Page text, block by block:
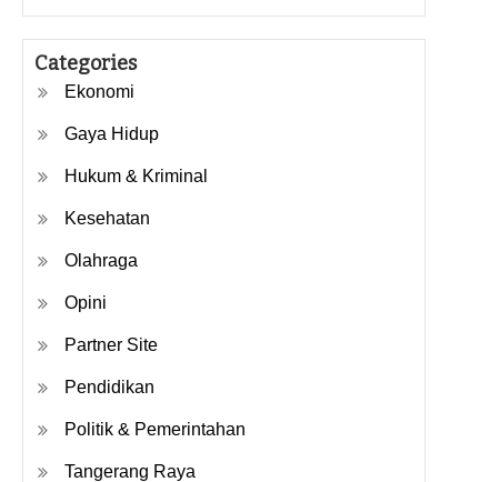
Categories
Ekonomi
Gaya Hidup
Hukum & Kriminal
Kesehatan
Olahraga
Opini
Partner Site
Pendidikan
Politik & Pemerintahan
Tangerang Raya